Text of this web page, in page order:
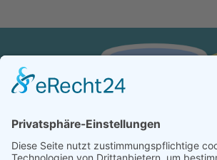
KONTAKT